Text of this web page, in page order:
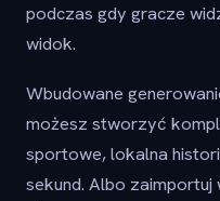
podczas gdy gracze
widok.
Wbudowane
możesz stworzyć
sportowe, lokalna
sekund. Albo zaimportuj